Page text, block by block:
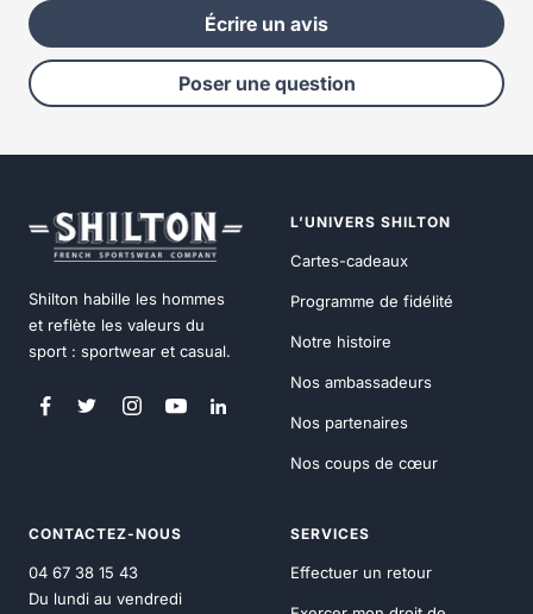
Écrire un avis
Poser une question
Shilton habille les hommes
et reflète les valeurs du
sport : sportwear et casual.
L’UNIVERS SHILTON
Cartes-cadeaux
Programme de fidélité
Notre histoire
Nos ambassadeurs
Nos partenaires
Nos coups de cœur
CONTACTEZ-NOUS
04 67 38 15 43
Du lundi au vendredi
SERVICES
Effectuer un retour